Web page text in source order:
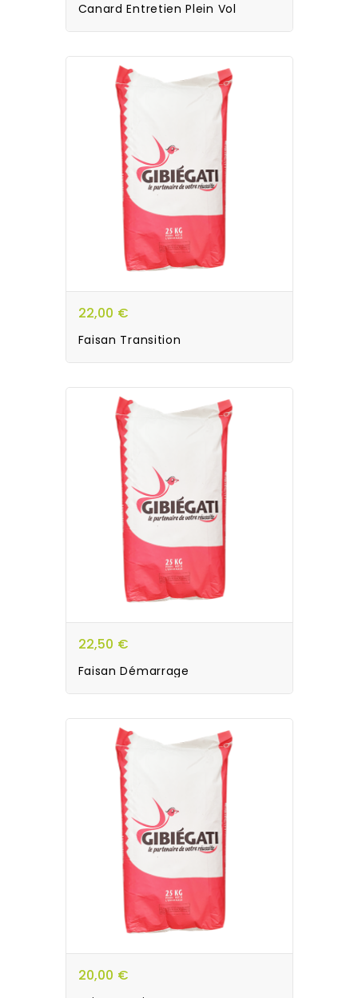
Canard Entretien Plein Vol
22,00 €
Faisan Transition
22,50 €
Faisan Démarrage
20,00 €